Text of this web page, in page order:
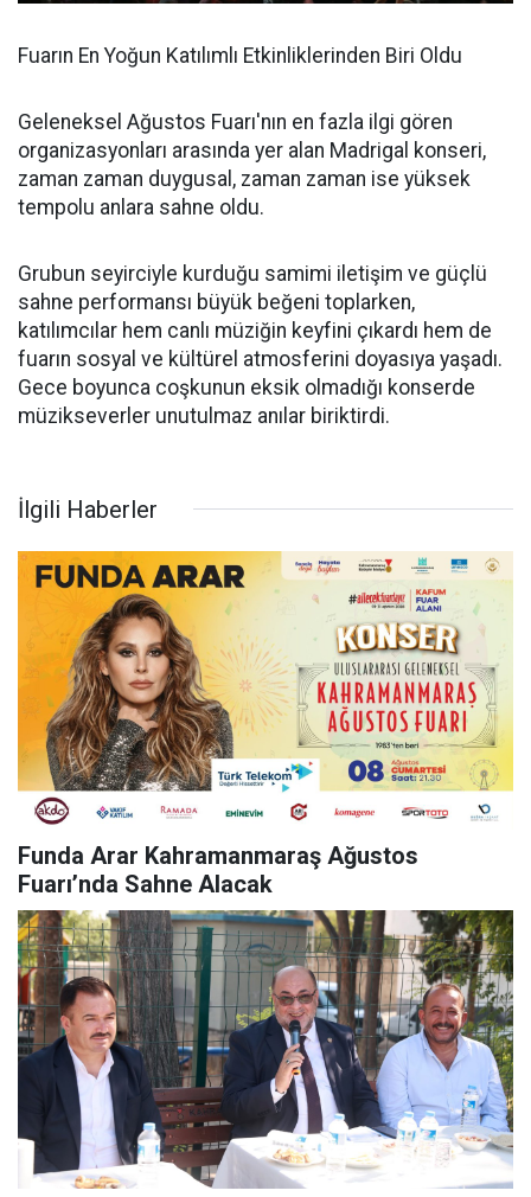
Fuarın En Yoğun Katılımlı Etkinliklerinden Biri Oldu
Geleneksel Ağustos Fuarı'nın en fazla ilgi gören
organizasyonları arasında yer alan Madrigal konseri,
zaman zaman duygusal, zaman zaman ise yüksek
tempolu anlara sahne oldu.
Grubun seyirciyle kurduğu samimi iletişim ve güçlü
sahne performansı büyük beğeni toplarken,
katılımcılar hem canlı müziğin keyfini çıkardı hem de
fuarın sosyal ve kültürel atmosferini doyasıya yaşadı.
Gece boyunca coşkunun eksik olmadığı konserde
müzikseverler unutulmaz anılar biriktirdi.
İlgili Haberler
Funda Arar Kahramanmaraş Ağustos
Fuarı’nda Sahne Alacak